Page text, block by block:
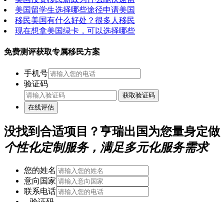
美国留学生选择哪些途径申请美国
移民美国有什么好处？很多人移民
现在想拿美国绿卡，可以选择哪些
免费测评获取专属移民方案
手机号
验证码
获取验证码
在线评估
没找到合适项目？亨瑞出国为您量身定做
个性化定制服务，满足多元化服务需求
您的姓名
意向国家
联系电话